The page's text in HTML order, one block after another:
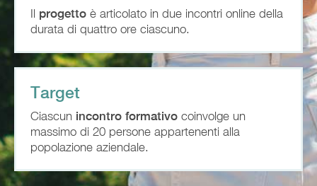
Il progetto è articolato in due incontri online della
durata di quattro ore ciascuno.
Target
Ciascun incontro formativo coinvolge un
massimo di 20 persone appartenenti alla
popolazione aziendale.